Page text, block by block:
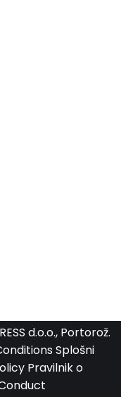
d.o.o., Portorož.
Splošni
Pravilnik o